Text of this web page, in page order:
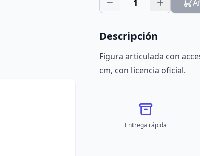
1
Descripción
Figura articulada con
cm, con licencia oficial.
Entrega rápida